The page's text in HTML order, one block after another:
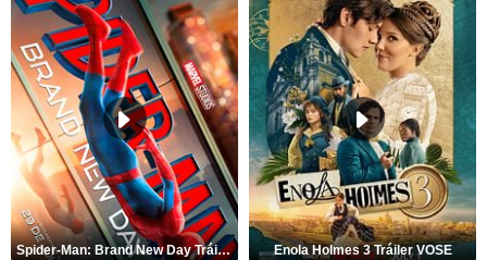
Spider-Man: Brand New Day Tráiler (3) Enola Holmes 3 Tráiler VOSE